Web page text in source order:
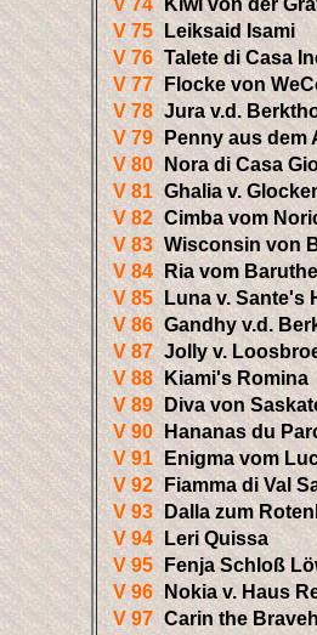
V 74
Kiwi von der
V 75
Leiksaid Isami
V 76 Talete di Casa
V 77
Flocke von
V 78 Jura v.d.
V 79
Penny aus dem
V 80
Nora di Casa
V 81 Ghalia v.
V 82 Cimba vom
V 83 Wisconsin von
V 84
Ria vom
V 85
Luna v. Sante's
V 86 Gandhy v.d.
V 87 Jolly v.
V 88
Kiami's Romina
V 89
Diva von
V 90
Hananas du
V 91
Enigma vom
V 92
Fiamma di Val
V 93 Dalla zum
V 94 Leri Quissa
V 95
Fenja Schloß
V 96
Nokia v. Haus
V 97 Carin the